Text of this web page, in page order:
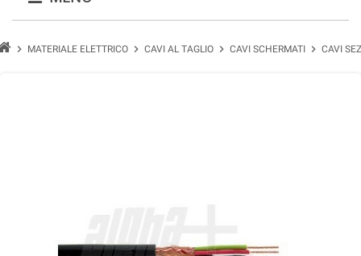
chevron_right MATERIALE ELETTRICO chevron_right CAVI AL TAGLIO chevron_right CAVI SCHERMATI chevron_right CAVI